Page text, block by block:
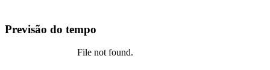
Previsão do tempo